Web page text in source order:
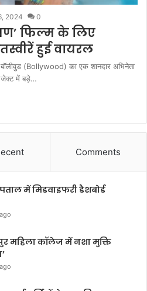
2024 0
फिल्म के लिए
हुई वायरल
(Bollywood) का एक शानदार अभिनेता
में बड़े…
Comments
में मिडवाइफरी डैशबोर्ड
महिला कॉलेज में नशा मुक्ति